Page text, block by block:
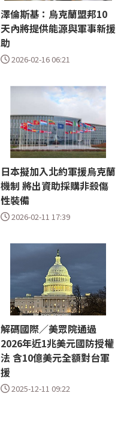
澤倫斯基：烏克蘭盟邦10
天內將提供能源與軍事新援
助
2026-02-16 06:21
日本擬加入北約軍援烏克蘭
機制 將出資助採購非殺傷
性裝備
2026-02-11 17:39
解碼國際／美眾院通過
2026年近1兆美元國防授權
法 含10億美元全額對台軍
援
2025-12-11 09:22